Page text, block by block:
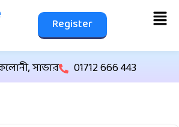
Register
সাভার 01712 666 443